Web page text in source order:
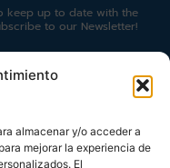
almacenar y/o acceder a
mejorar la experiencia de
El
keep up to date with the
to our Newsletter!
marketing y permitir